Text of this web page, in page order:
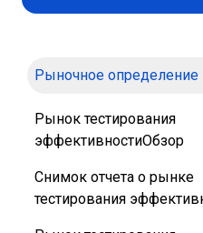
Рыночное определение
Рынок тестирования
эффективностиОбзор
Снимок отчета о рынке
тестирования